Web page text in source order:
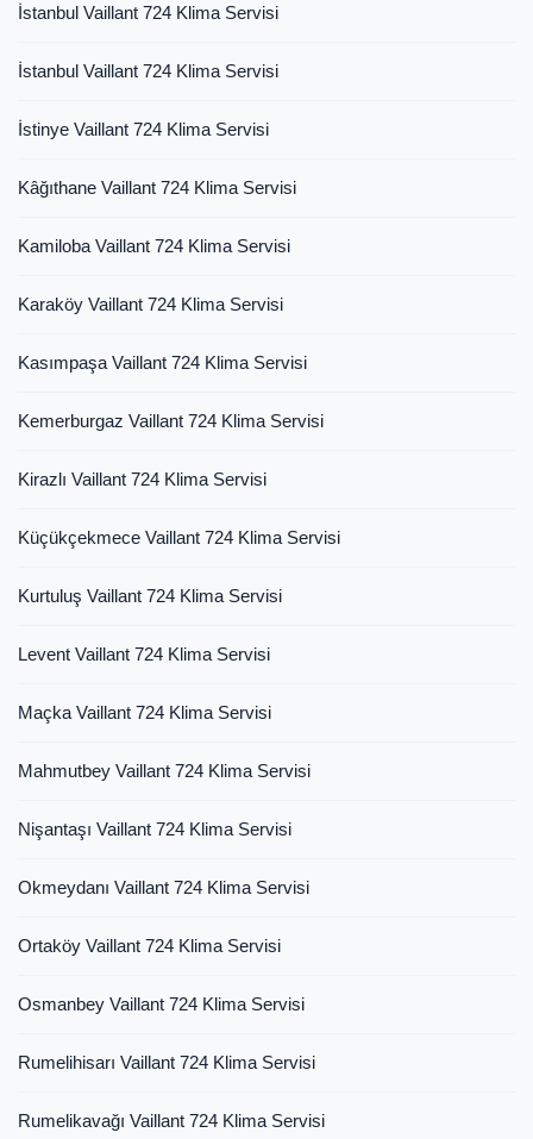
İstanbul Vaillant 724 Klima Servisi
İstanbul Vaillant 724 Klima Servisi
İstinye Vaillant 724 Klima Servisi
Kâğıthane Vaillant 724 Klima Servisi
Kamiloba Vaillant 724 Klima Servisi
Karaköy Vaillant 724 Klima Servisi
Kasımpaşa Vaillant 724 Klima Servisi
Kemerburgaz Vaillant 724 Klima Servisi
Kirazlı Vaillant 724 Klima Servisi
Küçükçekmece Vaillant 724 Klima Servisi
Kurtuluş Vaillant 724 Klima Servisi
Levent Vaillant 724 Klima Servisi
Maçka Vaillant 724 Klima Servisi
Mahmutbey Vaillant 724 Klima Servisi
Nişantaşı Vaillant 724 Klima Servisi
Okmeydanı Vaillant 724 Klima Servisi
Ortaköy Vaillant 724 Klima Servisi
Osmanbey Vaillant 724 Klima Servisi
Rumelihisarı Vaillant 724 Klima Servisi
Rumelikavağı Vaillant 724 Klima Servisi